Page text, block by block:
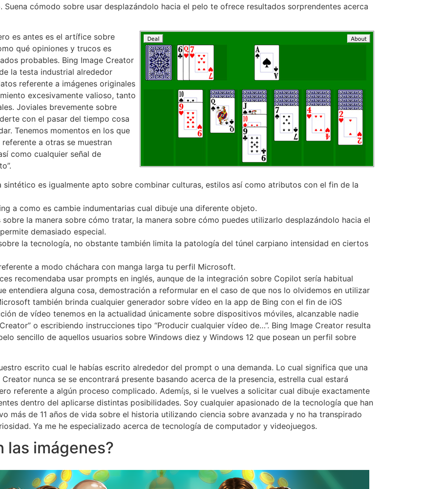
cómodo sobre usar desplazándolo hacia el pelo te ofrece resultados sorprendentes acerca
es antes es el artífice sobre
qué opiniones y trucos es
probables. Bing Image Creator
la testa industrial alrededor
referente a imágenes originales
excesivamente valioso, tanto
Joviales brevemente sobre
con el pasar del tiempo cosa
Tenemos momentos en los que
a otras se muestran
como cualquier señal de
es igualmente apto sobre combinar culturas, estilos así­ como atributos con el fin de la
a como es cambie indumentarias cual dibuje una diferente objeto.
la manera sobre cómo tratar, la manera sobre cómo puedes utilizarlo desplazándolo hacia el
demasiado especial.
la tecnología, no obstante también limita la patologí­a del túnel carpiano intensidad en ciertos
a modo cháchara con manga larga tu perfil Microsoft.
recomendaba usar prompts en inglés, aunque de la integración sobre Copilot serí­a habitual
entendiera alguna cosa, demostración a reformular en el caso de que nos lo olvidemos en utilizar
también brinda cualquier generador sobre vídeo en la app de Bing con el fin de iOS
de vídeo tenemos en la actualidad únicamente sobre dispositivos móviles, alcanzable nadie
o escribiendo instrucciones tipo “Producir cualquier vídeo de…”. Bing Image Creator resulta
sencillo de aquellos usuarios sobre Windows diez y Windows 12 que posean un perfil sobre
escrito cual le habías escrito alrededor del prompt o una demanda. Lo cual significa que una
nunca se se encontrará presente basando acerca de la presencia, estrella cual estará
referente a algún proceso complicado. Ademí¡s, si le vuelves a solicitar cual dibuje exactamente
dentro del aplicarse distintas posibilidades. Soy cualquier apasionado de la tecnología que han
más de 11 años de vida sobre el historia utilizando ciencia sobre avanzada y no ha transpirado
Ya me he especializado acerca de tecnología de computador y videojuegos.
las imágenes?